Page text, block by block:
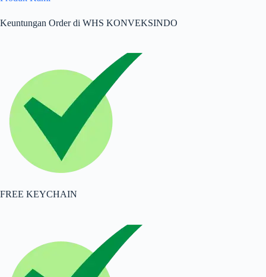
Keuntungan Order di WHS KONVEKSINDO
FREE KEYCHAIN